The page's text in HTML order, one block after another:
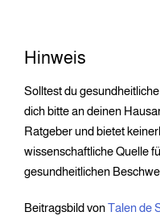
Hinweis
Solltest du
dich bitte an deinen
Ratgeber und bietet
wissenschaftliche Quelle
gesundheitlichen
Beitragsbild vonTalen de